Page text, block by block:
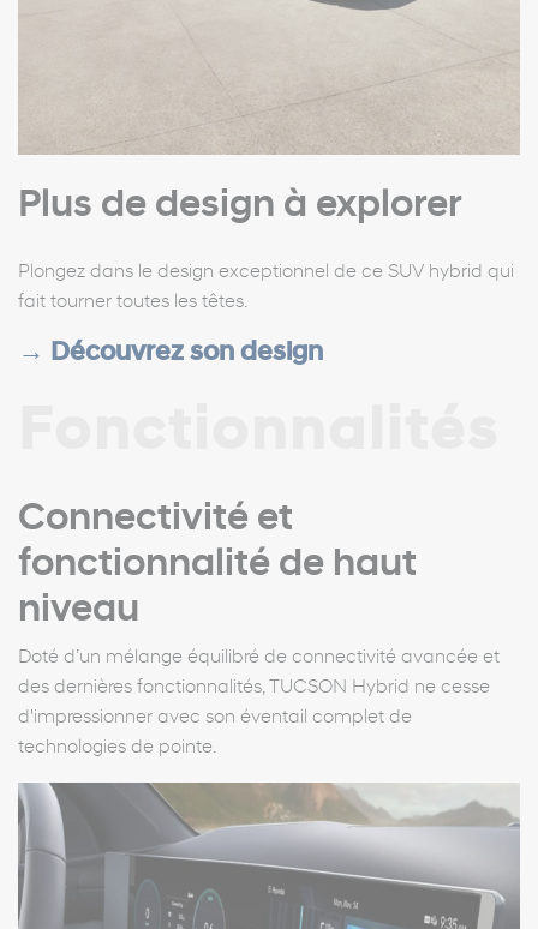
Plus de design à explorer
Plongez dans le design exceptionnel de ce SUV hybrid qui
fait tourner toutes les têtes.
→ Découvrez son design
Connectivité et
fonctionnalité de haut
niveau
Doté d’un mélange équilibré de connectivité avancée et
des dernières fonctionnalités, TUCSON Hybrid ne cesse
d'impressionner avec son éventail complet de
technologies de pointe.